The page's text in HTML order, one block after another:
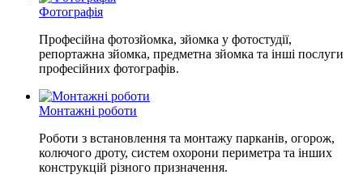
Фотографія
Професійна фотозйомка, зйомка у фотостудії,
репортажна зйомка, предметна зйомка та інші послуги
професійних фотографів.
Монтажні роботи
Роботи з встановлення та монтажу парканів, огорож,
колючого дроту, систем охорони периметра та інших
конструкцій різного призначення.